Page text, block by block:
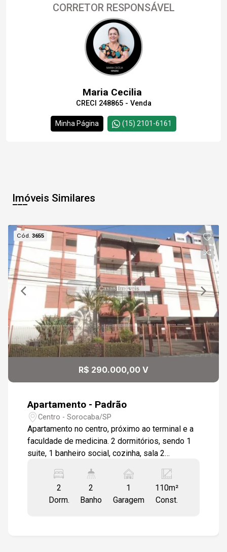
CORRETOR RESPONSÁVEL
Maria Cecilia
CRECI 248865 - Venda
Minha Página (15) 2101-6161
Imóveis Similares
Cód.3655
R$ 290.000,00 V
Apartamento - Padrão
Centro - Sorocaba/SP
Apartamento no centro, próximo ao terminal e a
faculdade de medicina. 2 dormitórios, sendo 1
suite, 1 banheiro social, cozinha, sala 2
veículo. Localizado em um bairro com uma
infraestrutura completa, você estará cercado por
supermercados, farmácias e uma variedade de
2
Dorm.
2
Banho
1
Garagem
110m²
Const.